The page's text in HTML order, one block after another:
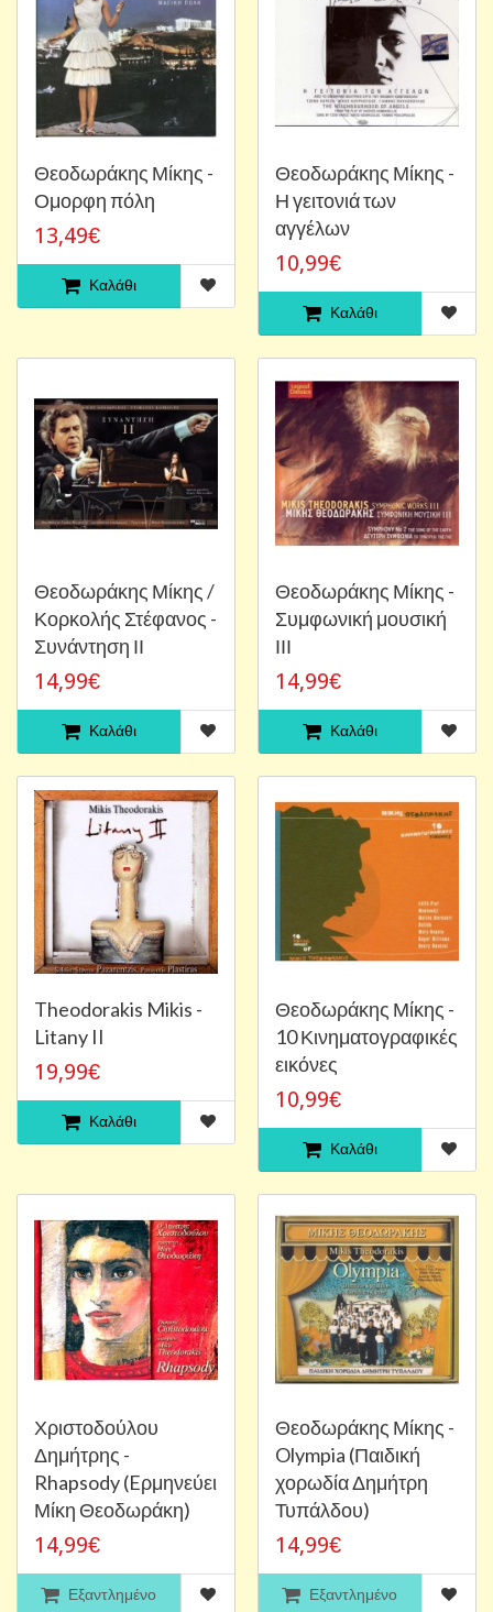
Θεοδωράκης Μίκης -
Ομορφη πόλη
13,49€
Καλάθι
Θεοδωράκης Μίκης -
Η γειτονιά των
αγγέλων
10,99€
Καλάθι
Θεοδωράκης Μίκης /
Κορκολής Στέφανος -
Συνάντηση ΙΙ
14,99€
Καλάθι
Θεοδωράκης Μίκης -
Συμφωνική μουσική
ΙΙΙ
14,99€
Καλάθι
Theodorakis Mikis -
Litany II
19,99€
Καλάθι
Θεοδωράκης Μίκης -
10 Κινηματογραφικές
εικόνες
10,99€
Καλάθι
Χριστοδούλου
Δημήτρης -
Rhapsody (Eρμηνεύει
Μίκη Θεοδωράκη)
14,99€
Εξαντλημένο
Θεοδωράκης Μίκης -
Olympia (Παιδική
χορωδία Δημήτρη
Τυπάλδου)
14,99€
Εξαντλημένο